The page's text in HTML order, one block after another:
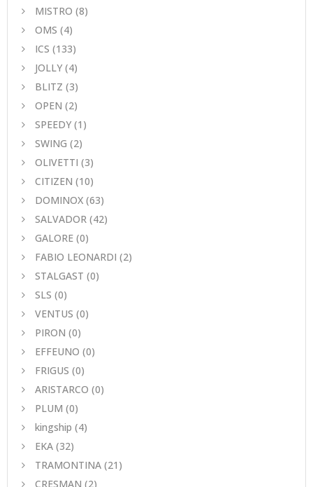
MISTRO (8)
ΟΜS (4)
ICS (133)
JOLLY (4)
BLITZ (3)
OPEN (2)
SPEEDY (1)
SWING (2)
OLIVETTI (3)
CITIZEN (10)
DOMINOX (63)
SALVADOR (42)
GALORE (0)
FABIO LEONARDI (2)
STALGAST (0)
SLS (0)
VENTUS (0)
PIRON (0)
EFFEUNO (0)
FRIGUS (0)
ARISTARCO (0)
PLUM (0)
kingship (4)
EKA (32)
TRAMONTINA (21)
CRESMAN (2)